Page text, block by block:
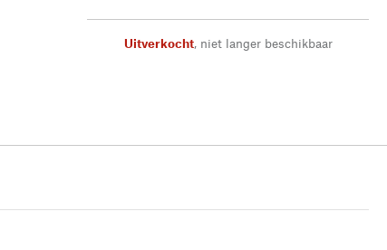
Uitverkocht, niet langer beschikbaar